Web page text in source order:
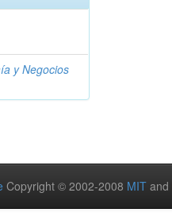
y Negocios
Copyright © 2002-2008 MIT and